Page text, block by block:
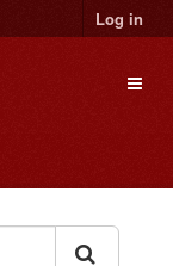
Log in